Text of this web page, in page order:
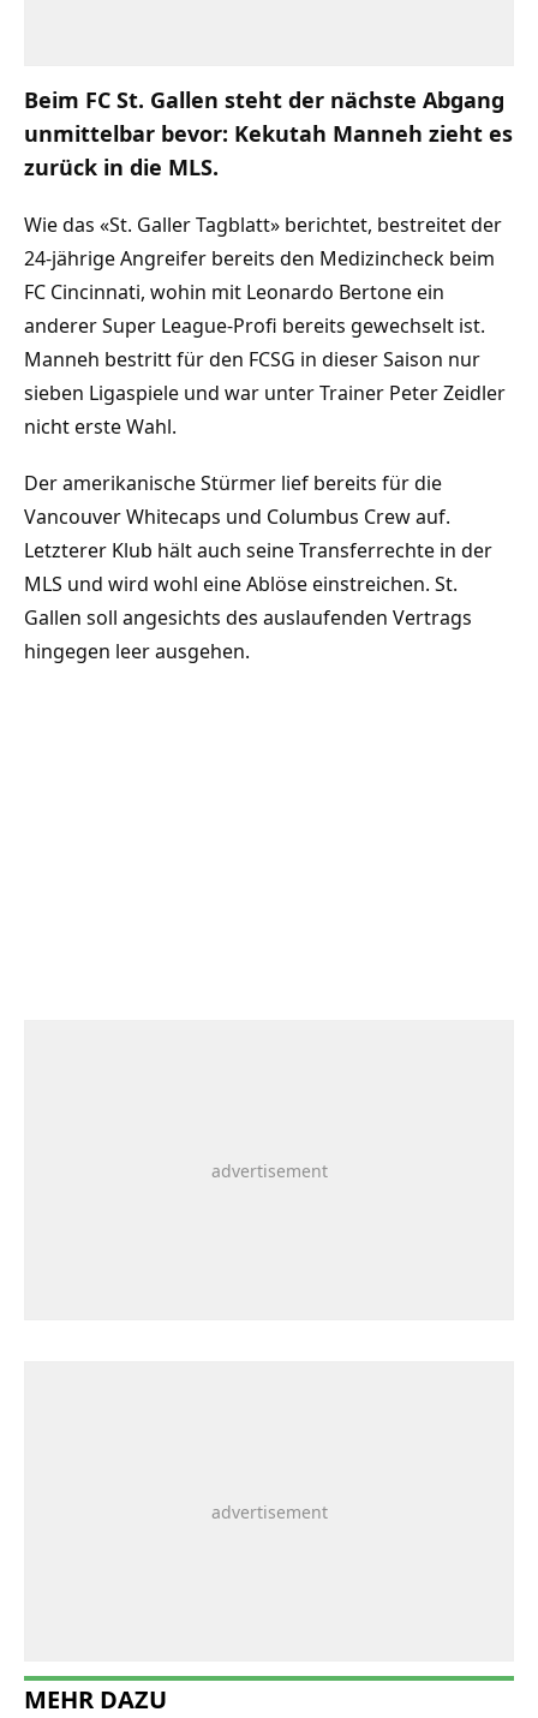
Beim FC St. Gallen steht der nächste Abgang
unmittelbar bevor: Kekutah Manneh zieht es
zurück in die MLS.
Wie das «St. Galler Tagblatt» berichtet, bestreitet der
24-jährige Angreifer bereits den Medizincheck beim
FC Cincinnati, wohin mit Leonardo Bertone ein
anderer Super League-Profi bereits gewechselt ist.
Manneh bestritt für den FCSG in dieser Saison nur
sieben Ligaspiele und war unter Trainer Peter Zeidler
nicht erste Wahl.
Der amerikanische Stürmer lief bereits für die
Vancouver Whitecaps und Columbus Crew auf.
Letzterer Klub hält auch seine Transferrechte in der
MLS und wird wohl eine Ablöse einstreichen. St.
Gallen soll angesichts des auslaufenden Vertrags
hingegen leer ausgehen.
MEHR DAZU